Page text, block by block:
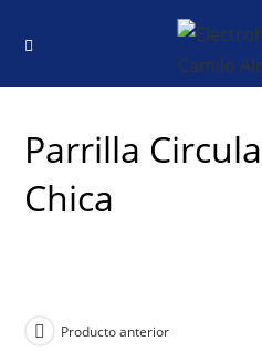
Parrilla
Chica
Producto anterior